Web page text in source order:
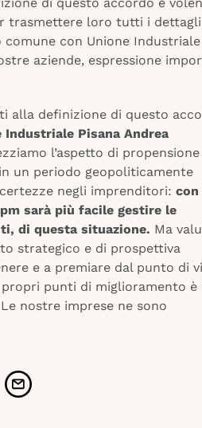
trasmettere loro tutti i
con Unione Industriale
aziende, espressione
alla definizione di questo
Industriale Pisana Andrea
l’aspetto di
un periodo geopoliticamente
negli imprenditori: con
sarà più facile gestire le
di questa situazione. Ma
strategico e di prospettiva
e a premiare dal punto di
punti di miglioramento è
nostre imprese ne sono